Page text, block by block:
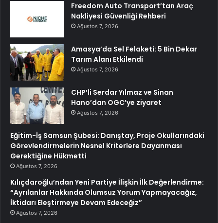
Freedom Auto Transport’tan Araç
Nakliyesi Güvenliği Rehberi
Ağustos 7, 2026
Amasya’da Sel Felaketi: 5 Bin Dekar
Tarım Alanı Etkilendi
Ağustos 7, 2026
CHP’li Serdar Yılmaz ve Sinan
Hano’dan OGC’ye ziyaret
Ağustos 7, 2026
Eğitim-İş Samsun Şubesi: Danıştay, Proje Okullarındaki
Görevlendirmelerin Nesnel Kriterlere Dayanması
Gerektiğine Hükmetti
Ağustos 7, 2026
Kılıçdaroğlu’ndan Yeni Partiye İlişkin İlk Değerlendirme:
“Ayrılanlar Hakkında Olumsuz Yorum Yapmayacağız,
İktidarı Eleştirmeye Devam Edeceğiz”
Ağustos 7, 2026